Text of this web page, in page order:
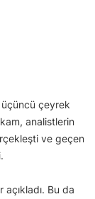
üçüncü çeyrek
analistlerin
ve geçen
Bu da